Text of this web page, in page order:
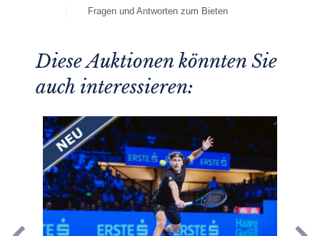
Fragen und Antworten zum Bieten
Diese Auktionen könnten Sie
auch interessieren: